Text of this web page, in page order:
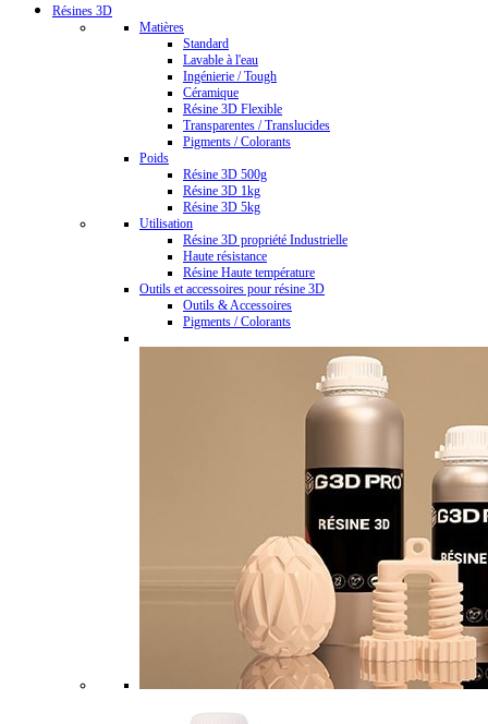
Résines 3D
Matières
Standard
Lavable à l'eau
Ingénierie / Tough
Céramique
Résine 3D Flexible
Transparentes / Translucides
Pigments / Colorants
Poids
Résine 3D 500g
Résine 3D 1kg
Résine 3D 5kg
Utilisation
Résine 3D propriété Industrielle
Haute résistance
Résine Haute température
Outils et accessoires pour résine 3D
Outils & Accessoires
Pigments / Colorants